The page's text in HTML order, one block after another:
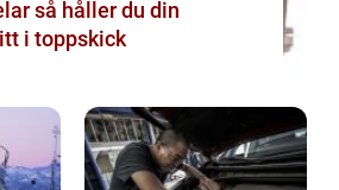
din
i toppskick